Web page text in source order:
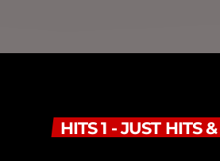
HITS 1 - JUST HITS